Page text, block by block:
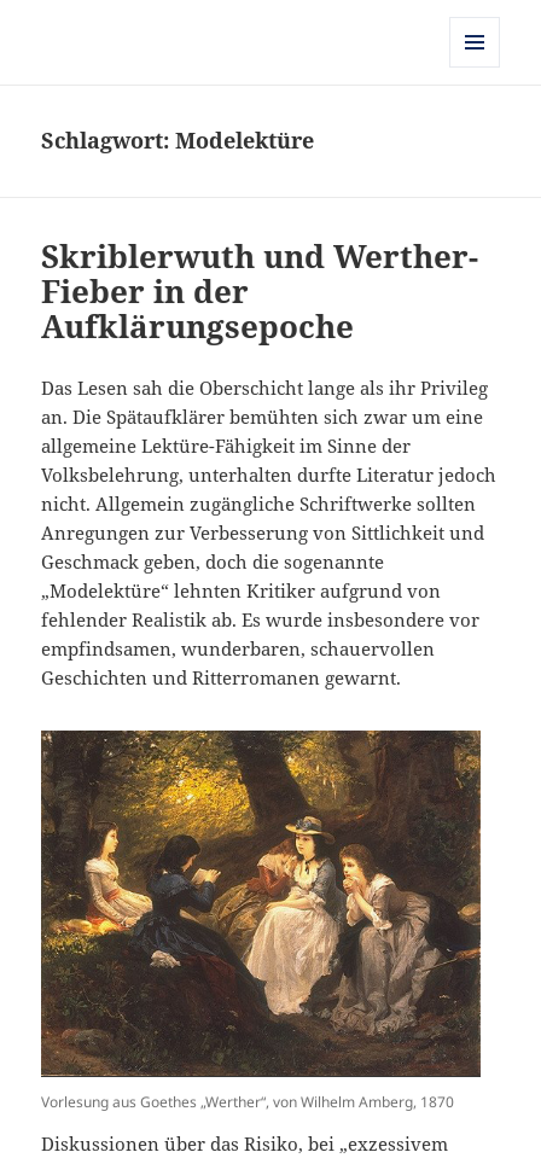
Schlagwort:Modelektüre
Skriblerwuth und Werther-
Fieber in der
Aufklärungsepoche
Das Lesen sah die Oberschicht lange als ihr Privileg
an. Die Spätaufklärer bemühten sich zwar um eine
allgemeine Lektüre-Fähigkeit im Sinne der
Volksbelehrung, unterhalten durfte Literatur jedoch
nicht. Allgemein zugängliche Schriftwerke sollten
Anregungen zur Verbesserung von Sittlichkeit und
Geschmack geben, doch die sogenannte
„Modelektüre“ lehnten Kritiker aufgrund von
fehlender Realistik ab. Es wurde insbesondere vor
empfindsamen, wunderbaren, schauervollen
Geschichten und Ritterromanen gewarnt.
Vorlesung aus Goethes „Werther“, von Wilhelm Amberg, 1870
Diskussionen über das Risiko, bei „exzessivem